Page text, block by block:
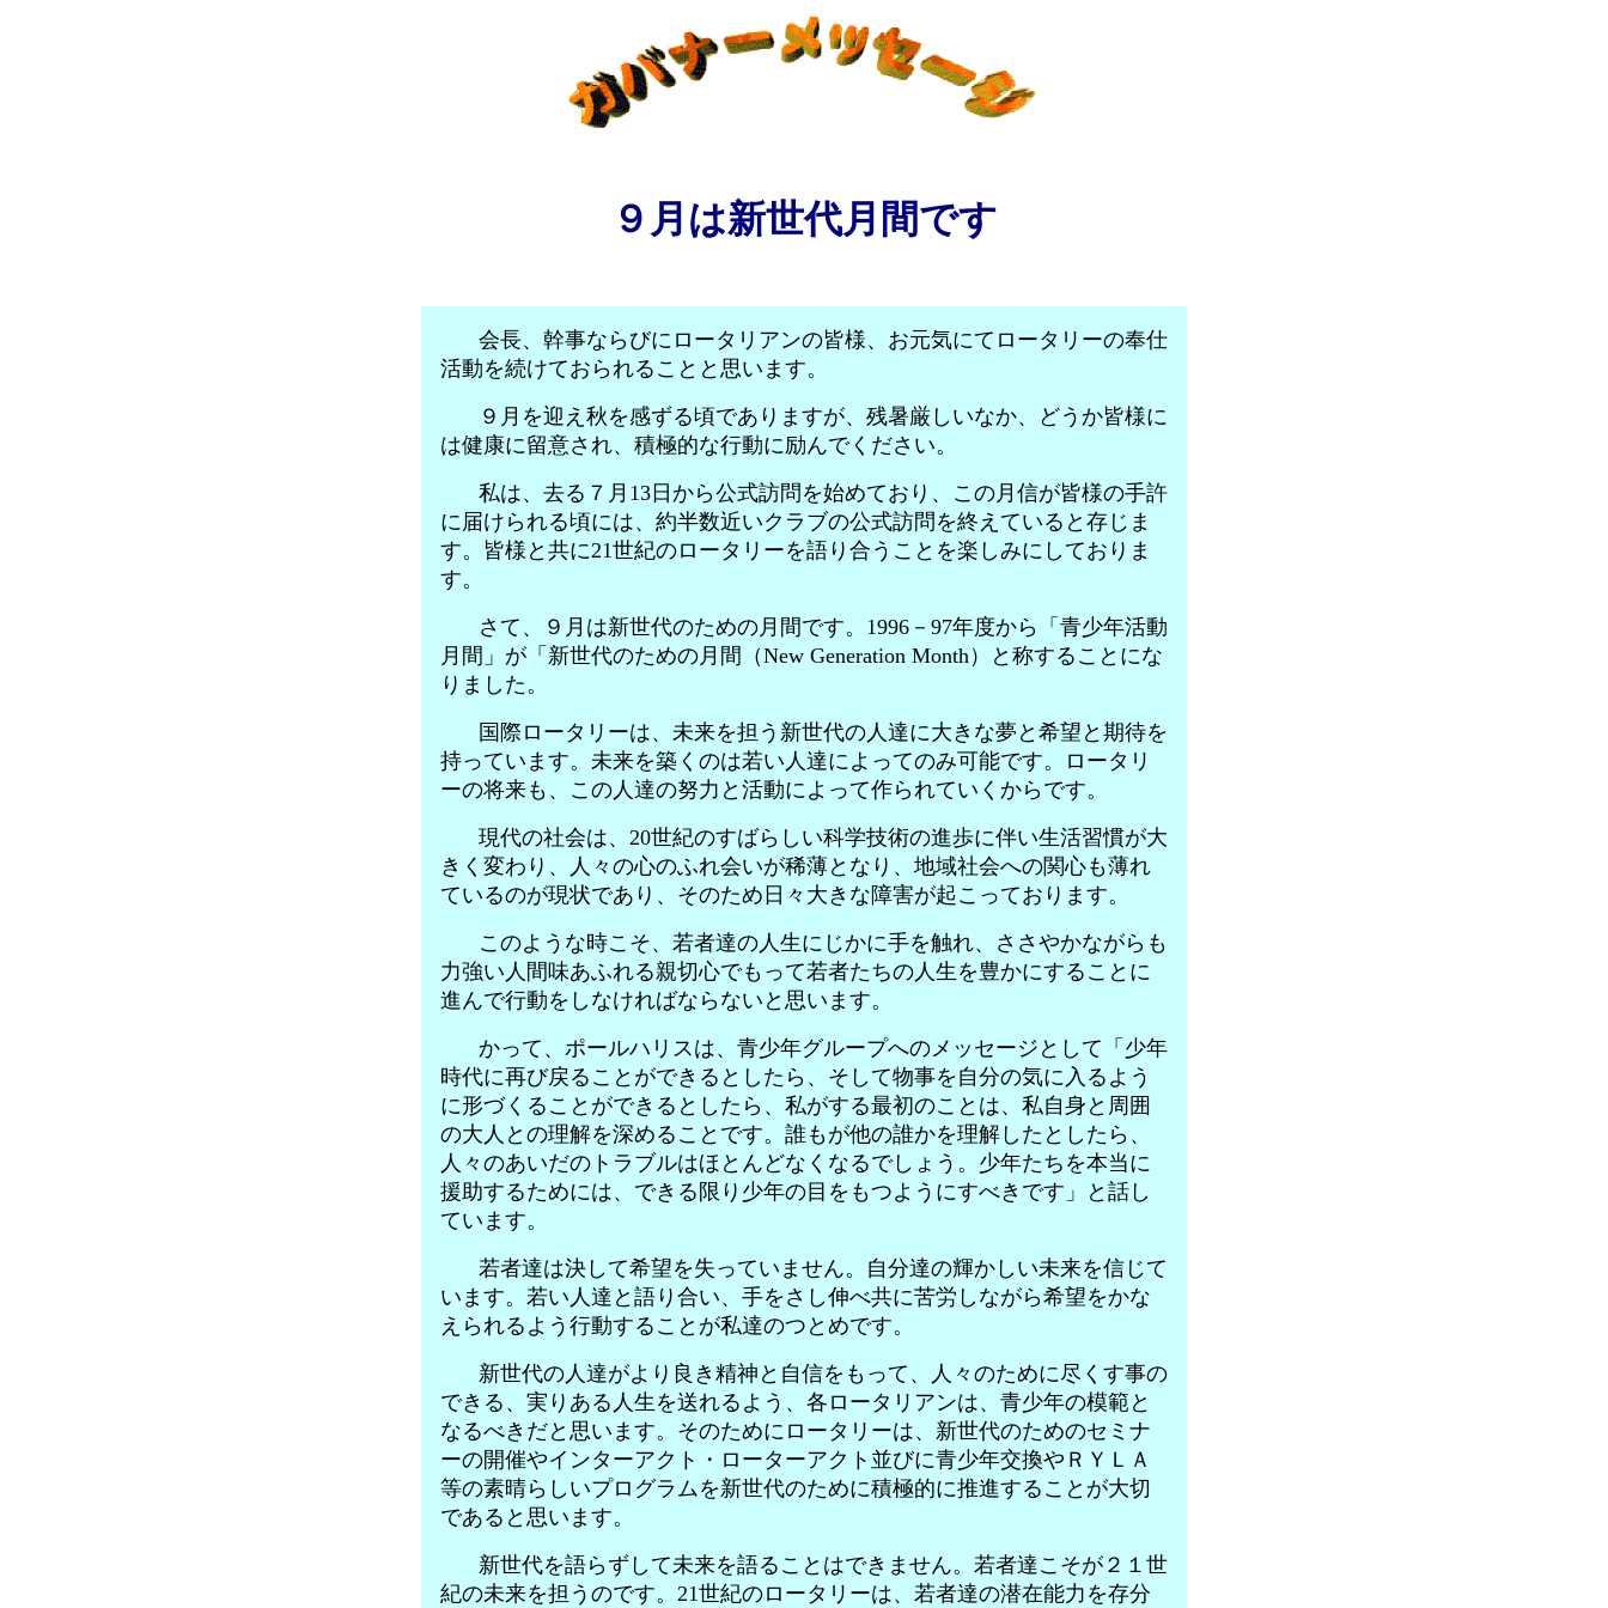
９月は新世代月間です
会長、幹事ならびにロータリアンの皆様、お元気にてロータリーの奉仕
活動を続けておられることと思います。
９月を迎え秋を感ずる頃でありますが、残暑厳しいなか、どうか皆様に
は健康に留意され、積極的な行動に励んでください。
私は、去る７月13日から公式訪問を始めており、この月信が皆様の手許
に届けられる頃には、約半数近いクラブの公式訪問を終えていると存じま
す。皆様と共に21世紀のロータリーを語り合うことを楽しみにしておりま
す。
さて、９月は新世代のための月間です。1996－97年度から「青少年活動
月間」が「新世代のための月間（New Generation Month）と称することにな
りました。
国際ロータリーは、未来を担う新世代の人達に大きな夢と希望と期待を
持っています。未来を築くのは若い人達によってのみ可能です。ロータリ
ーの将来も、この人達の努力と活動によって作られていくからです。
現代の社会は、20世紀のすばらしい科学技術の進歩に伴い生活習慣が大
きく変わり、人々の心のふれ会いが稀薄となり、地域社会への関心も薄れ
ているのが現状であり、そのため日々大きな障害が起こっております。
このような時こそ、若者達の人生にじかに手を触れ、ささやかながらも
力強い人間味あふれる親切心でもって若者たちの人生を豊かにすることに
進んで行動をしなければならないと思います。
かって、ポールハリスは、青少年グループへのメッセージとして「少年
時代に再び戻ることができるとしたら、そして物事を自分の気に入るよう
に形づくることができるとしたら、私がする最初のことは、私自身と周囲
の大人との理解を深めることです。誰もが他の誰かを理解したとしたら、
人々のあいだのトラブルはほとんどなくなるでしょう。少年たちを本当に
援助するためには、できる限り少年の目をもつようにすべきです」と話し
ています。
若者達は決して希望を失っていません。自分達の輝かしい未来を信じて
います。若い人達と語り合い、手をさし伸べ共に苦労しながら希望をかな
えられるよう行動することが私達のつとめです。
新世代の人達がより良き精神と自信をもって、人々のために尽くす事の
できる、実りある人生を送れるよう、各ロータリアンは、青少年の模範と
なるべきだと思います。そのためにロータリーは、新世代のためのセミナ
ーの開催やインターアクト・ローターアクト並びに青少年交換やＲＹＬＡ
等の素晴らしいプログラムを新世代のために積極的に推進することが大切
であると思います。
新世代を語らずして未来を語ることはできません。若者達こそが２１世
紀の未来を担うのです。21世紀のロータリーは、若者達の潜在能力を存分